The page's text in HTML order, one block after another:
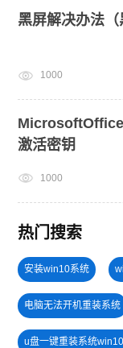
黑屏解决办法（
1000
激活密钥
1000
热门搜索
安装win10系统
电脑无法开机重装系统
u盘一键重装系统